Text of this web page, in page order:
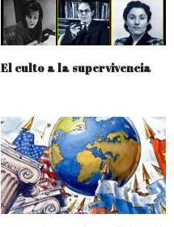
El culto a la supervivencia